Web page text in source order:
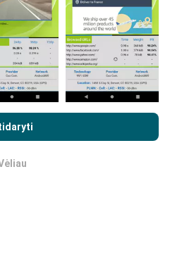
rezultatai rodomi
taisyklės taikomos prieš
pat su „nPerf“ testu
sutartis.
Gerai